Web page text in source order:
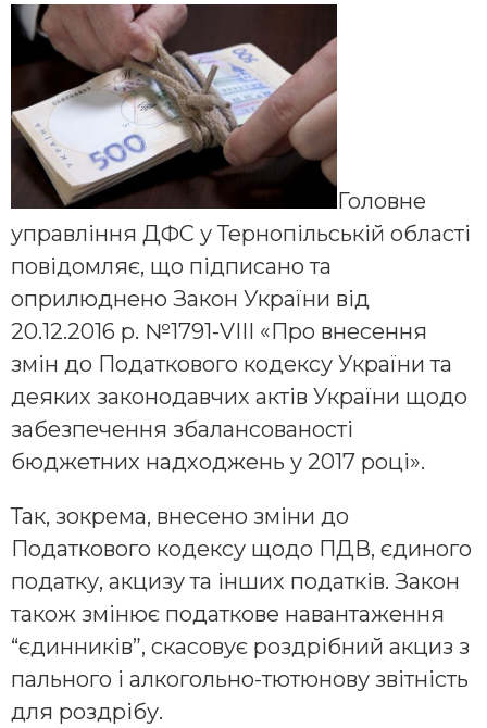
Головне
управління ДФС у Тернопільській області
повідомляє, що підписано та
оприлюднено Закон України від
20.12.2016 р. №1791-VIII «Про внесення
змін до Податкового кодексу України та
деяких законодавчих актів України щодо
забезпечення збалансованості
бюджетних надходжень у 2017 році».
Так, зокрема, внесено зміни до
Податкового кодексу щодо ПДВ, єдиного
податку, акцизу та інших податків. Закон
також змінює податкове навантаження
“єдинників”, скасовує роздрібний акциз з
пального і алкогольно-тютюнову звітність
для роздрібу.